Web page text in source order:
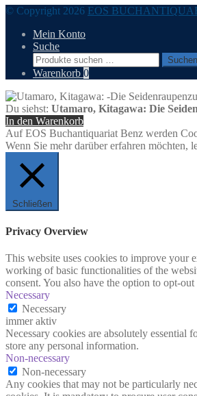
© Copyright 2026 EOS
Mein Konto
Suche
Suchen
nach:
Suchen
Warenkorb 0
Du siehst: Utamaro, Kitagawa: Die
In den Warenkorb
Auf EOS Buchantiquariat Benz werden
Wenn Sie mehr darüber erfahren möchten,
Schließen
Privacy Overview
This website uses cookies to improve your
working of basic functionalities of the
consent. You also have the option to opt-
Necessary
Necessary
immer aktiv
Necessary cookies are absolutely essential
store any personal information.
Non-necessary
Non-necessary
Any cookies that may not be particularly